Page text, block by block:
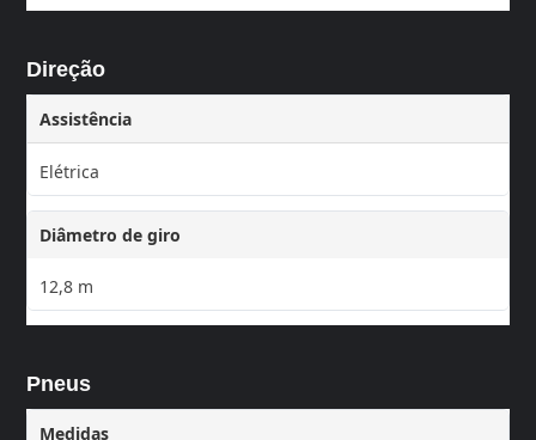
Direção
Assistência
Elétrica
Diâmetro de giro
12,8 m
Pneus
Medidas